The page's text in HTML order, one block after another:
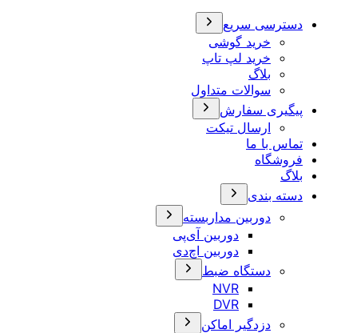
دسترسی سریع
خرید گوشی
خرید لپ تاپ
بلاگ
سوالات متداول
پیگیری سفارش
ارسال تیکت
تماس با ما
فروشگاه
بلاگ
دسته بندی
دوربین مداربسته
دوربین آی‌پی
دوربین اچ‌دی
دستگاه ضبط
NVR
DVR
دزدگیر اماکن